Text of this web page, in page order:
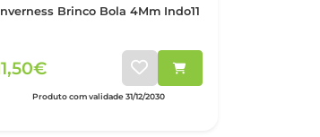
Brinco Bola 4Mm Indo11
Produto com validade 31/12/2030